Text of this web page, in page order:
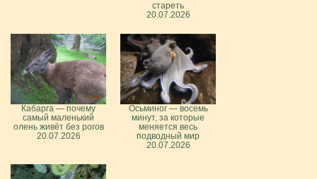
стареть
20.07.2026
Кабарга — почему
самый маленький
олень живёт без рогов
20.07.2026
Осьминог — восемь
минут, за которые
меняется весь
подводный мир
20.07.2026